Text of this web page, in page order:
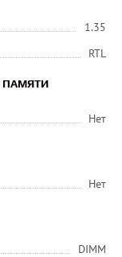
1.35
RTL
ПАМЯТИ
Нет
Нет
DIMM